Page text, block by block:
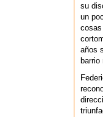
su
un
cosas
años